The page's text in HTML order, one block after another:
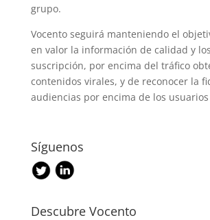
grupo.
Vocento seguirá manteniendo el
en valor la información de calidad y
suscripción, por encima del tráfico
contenidos virales, y de reconocer la
audiencias por encima de los
Síguenos
Descubre Vocento